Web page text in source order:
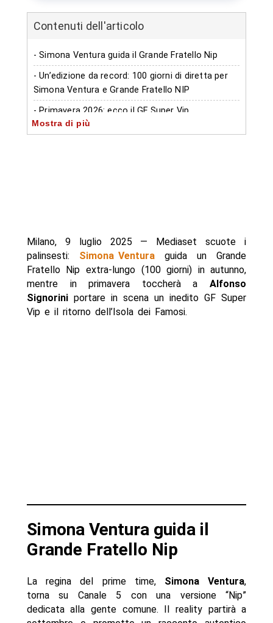
Contenuti dell'articolo
- Simona Ventura guida il Grande Fratello Nip
- Un’edizione da record: 100 giorni di diretta per
Simona Ventura e Grande Fratello NIP
- Primavera 2026: ecco il GF Super Vip
- Ritorna l’Isola dei Famosi
Mostra di più
Milano, 9 luglio 2025 — Mediaset scuote i
palinsesti: Simona Venturaguida un Grande
Fratello Nip extra-lungo (100 giorni) in autunno,
mentre in primavera toccherà aAlfonso
Signoriniportare in scena un inedito GF Super
Vip e il ritorno dell’Isola dei Famosi.
Simona Ventura guida il
Grande Fratello Nip
La regina del prime time, Simona Ventura,
torna su Canale 5 con una versione “Nip”
dedicata alla gente comune. Il reality partirà a